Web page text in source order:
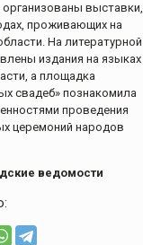
выставки,
проживающих на
На литературной
издания на языках
а площадка
свадеб» познакомила
проведения
церемоний народов
ведомости